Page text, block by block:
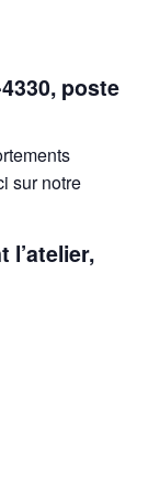
poste
sur notre
l’atelier,